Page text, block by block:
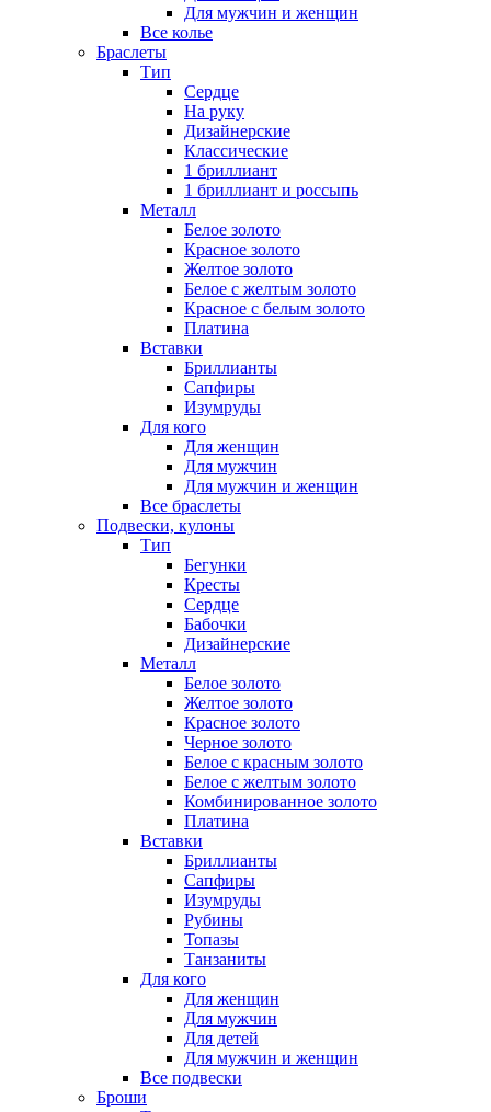
Для мужчин и женщин
Все колье
Браслеты
Тип
Сердце
На руку
Дизайнерские
Классические
1 бриллиант
1 бриллиант и россыпь
Металл
Белое золото
Красное золото
Желтое золото
Белое с желтым золото
Красное с белым золото
Платина
Вставки
Бриллианты
Сапфиры
Изумруды
Для кого
Для женщин
Для мужчин
Для мужчин и женщин
Все браслеты
Подвески, кулоны
Тип
Бегунки
Кресты
Сердце
Бабочки
Дизайнерские
Металл
Белое золото
Желтое золото
Красное золото
Черное золото
Белое с красным золото
Белое с желтым золото
Комбинированное золото
Платина
Вставки
Бриллианты
Сапфиры
Изумруды
Рубины
Топазы
Танзаниты
Для кого
Для женщин
Для мужчин
Для детей
Для мужчин и женщин
Все подвески
Броши